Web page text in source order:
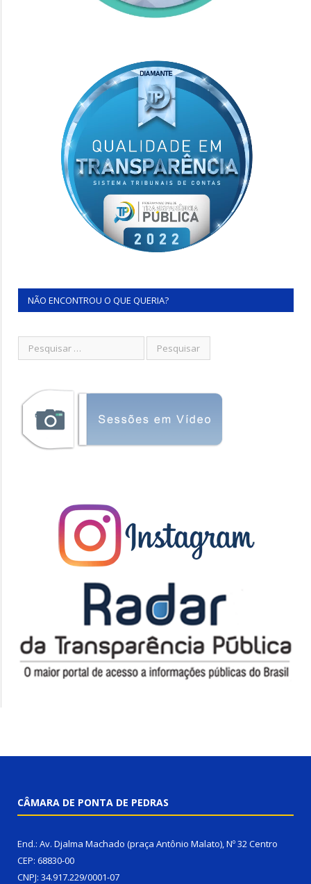
NÃO ENCONTROU O QUE QUERIA?
CÂMARA DE PONTA DE PEDRAS
End.: Av. Djalma Machado (praça Antônio Malato), Nº 32 Centro
CEP: 68830-00
CNPJ: 34.917.229/0001-07